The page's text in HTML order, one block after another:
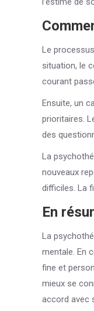
Le
situation, le
courant
Ensuite, un
prioritaires.
des
La
nouveaux
difficiles. La
En
La
mentale. En
fine et
mieux se
accord avec